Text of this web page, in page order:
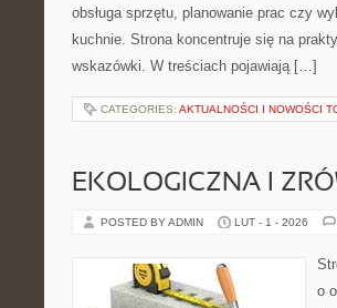
obsługa sprzętu, planowanie prac czy
kuchnie. Strona koncentruje się na
wskazówki. W treściach pojawiają […]
CATEGORIES: AKTUALNOŚCI I NOWOŚCI
EKOLOGICZNA I
POSTED BY ADMIN LUT - 1 - 2026
o